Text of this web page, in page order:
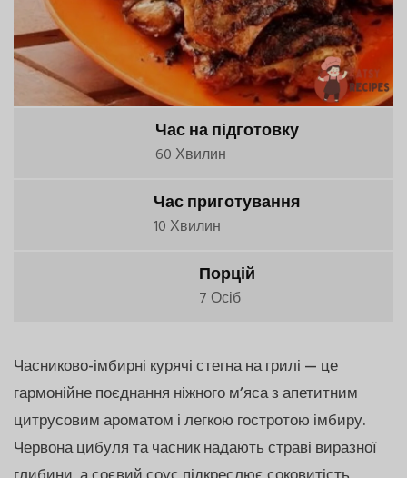
Час на підготовку
60 Хвилин
Час приготування
10 Хвилин
Порцій
7 Осіб
Часниково-імбирні курячі стегна на грилі — це
гармонійне поєднання ніжного м’яса з апетитним
цитрусовим ароматом і легкою гостротою імбиру.
Червона цибуля та часник надають страві виразної